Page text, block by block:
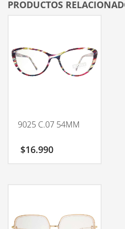
PRODUCTOS
9025 C.07 54MM
$16.990